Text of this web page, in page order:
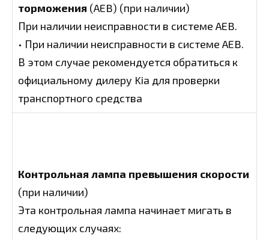
торможения (AEB) (при наличии)
При наличии неисправности в системе AEB.
• При наличии неисправности в системе AEB.
В этом случае рекомендуется обратиться к
официальному дилеру Kia для проверки
транспортного средства
Контрольная лампа превышения скорости
(при наличии)
Эта контрольная лампа начинает мигать в
следующих случаях: